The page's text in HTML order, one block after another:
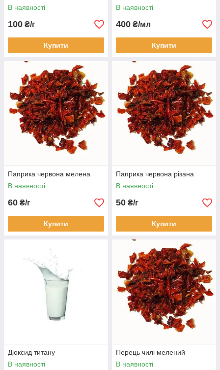
В наявності
100 ₴/г
Купити
В наявності
400 ₴/мл
Купити
Паприка червона мелена
В наявності
60 ₴/г
Купити
Паприка червона різана
В наявності
50 ₴/г
Купити
Діоксид титану
В наявності
Перець чилі мелений
В наявності